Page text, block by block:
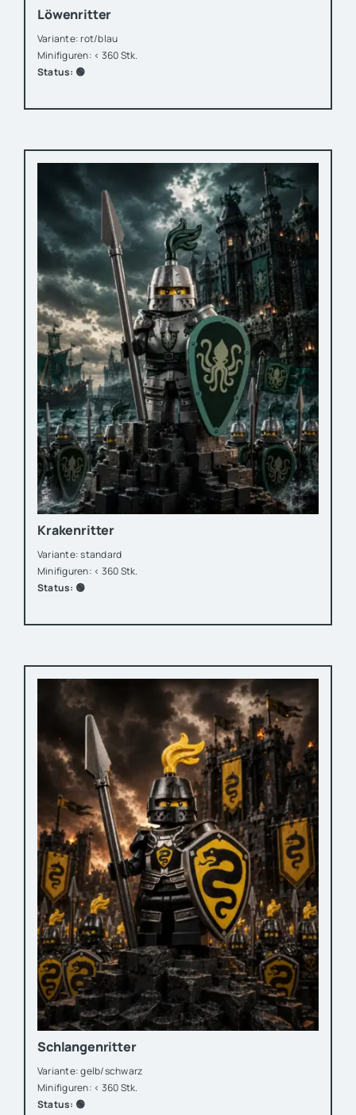
Löwenritter
Variante: rot/blau
Minifiguren: < 360 Stk.
Status: 🟢
Krakenritter
Variante: standard
Minifiguren: < 360 Stk.
Status: 🟢
Schlangenritter
Variante: gelb/schwarz
Minifiguren: < 360 Stk.
Status: 🟢